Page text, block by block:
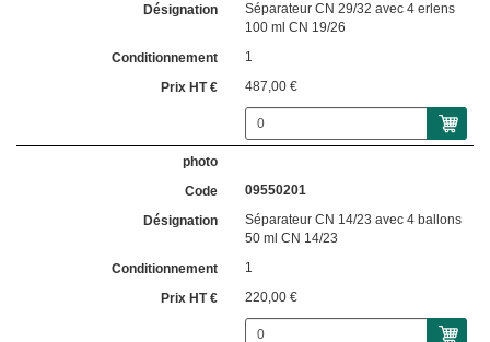
Séparateur CN 29/32 avec 4 erlens
100 ml CN 19/26
1
487,00 €
09550201
Séparateur CN 14/23 avec 4 ballons
50 ml CN 14/23
1
220,00 €